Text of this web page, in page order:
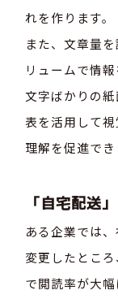
れを作ります。
また、文章量
リュームで情
文字ばかりの
表を活用して
理解を促進でき
「自宅配送
ある企業では
変更したとこ
で閲読率が大